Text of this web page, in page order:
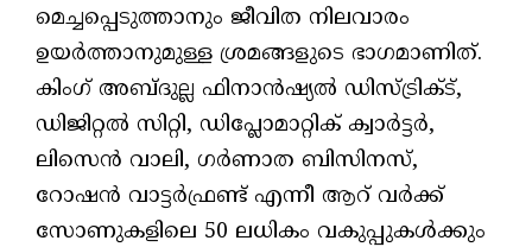
മെച്ചപ്പെടുത്താനും ജീവിത നിലവാരം
ഉയര്‍ത്താനുമുള്ള ശ്രമങ്ങളുടെ ഭാഗമാണിത്.
കിംഗ് അബ്ദുല്ല ഫിനാന്‍ഷ്യല്‍ ഡിസ്ട്രിക്ട്,
ഡിജിറ്റല്‍ സിറ്റി, ഡിപ്ലോമാറ്റിക് ക്വാര്‍ട്ടര്‍,
ലിസെന്‍ വാലി, ഗര്‍ണാത ബിസിനസ്,
റോഷന്‍ വാട്ടര്‍ഫ്രണ്ട് എന്നീ ആറ് വര്‍ക്ക്
സോണുകളിലെ 50 ലധികം വകുപ്പുകള്‍ക്കും